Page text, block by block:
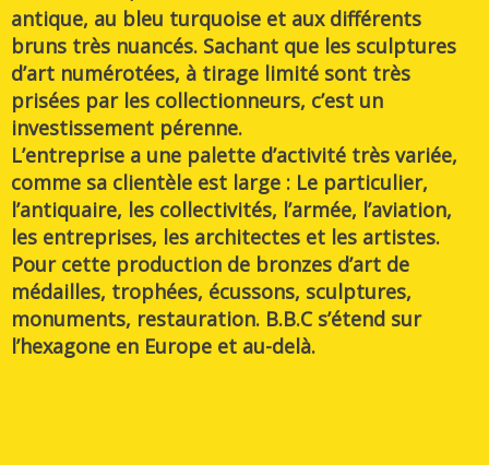
antique, au bleu turquoise et aux différents
bruns très nuancés. Sachant que les sculptures
d’art numérotées, à tirage limité sont très
prisées par les collectionneurs, c’est un
investissement pérenne.
L’entreprise a une palette d’activité très variée,
comme sa clientèle est large : Le particulier,
l’antiquaire, les collectivités, l’armée, l’aviation,
les entreprises, les architectes et les artistes.
Pour cette production de bronzes d’art de
médailles, trophées, écussons, sculptures,
monuments, restauration. B.B.C s’étend sur
l’hexagone en Europe et au-delà.